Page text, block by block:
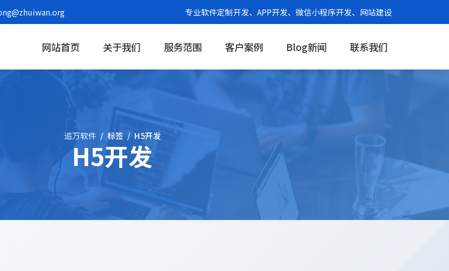
专业软件定制开发、APP开发、微信小程序开发、网站建设
网站首页 关于我们 服务范围 客户案例 Blog新闻 联系我们
追万软件 标签 H5开发
H5开发